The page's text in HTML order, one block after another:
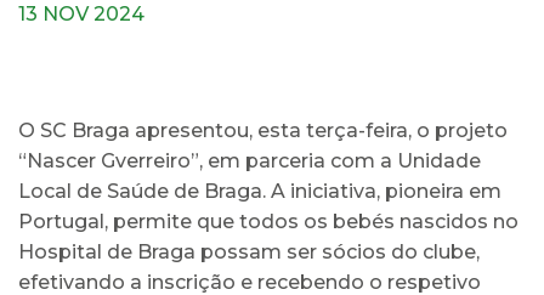
13 NOV 2024
O SC Braga apresentou, esta terça-feira, o projeto
“Nascer Gverreiro”, em parceria com a Unidade
Local de Saúde de Braga. A iniciativa, pioneira em
Portugal, permite que todos os bebés nascidos no
Hospital de Braga possam ser sócios do clube,
efetivando a inscrição e recebendo o respetivo